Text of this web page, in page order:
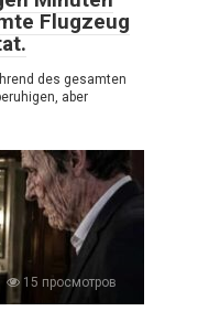
Flugzeug
des gesamten
aber
15 просмотров